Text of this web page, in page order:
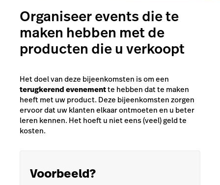
Organiseer events die te
maken hebben met de
producten die u verkoopt
Het doel van deze bijeenkomsten is om een
terugkerend evenementte hebben dat te maken
heeft met uw product. Deze bijeenkomsten zorgen
ervoor dat uw klanten elkaar ontmoeten en u beter
leren kennen. Het hoeft u niet eens (veel) geld te
kosten.
Voorbeeld?